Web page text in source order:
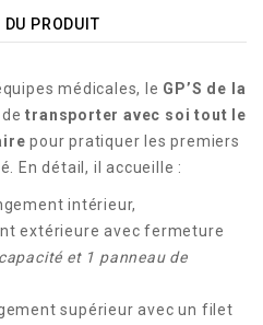
DU PRODUIT
médicales, le GP’S de la
detransporter avec soi tout le
pour pratiquer les premiers
En détail, il accueille :
intérieur,
extérieure avec fermeture
et 1 panneau de
supérieur avec un filet